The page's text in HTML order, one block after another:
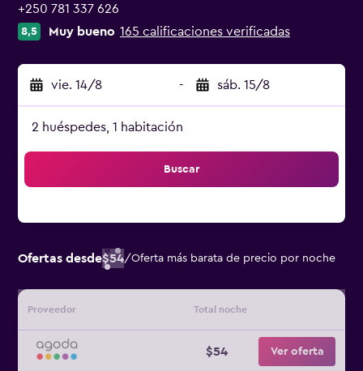
+250 781 337 626
8,5 Muy bueno 165 calificaciones verificadas
vie. 14/8 - sáb. 15/8
2 huéspedes, 1 habitación
Buscar
Ofertas desde$54/Oferta más barata de precio por noche
Proveedor Total noche
$54 Ver oferta